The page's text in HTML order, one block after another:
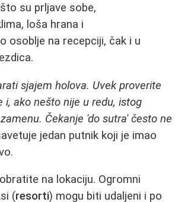
su prljave sobe,
loša hrana i
osoblje na recepciji, čak i u
sjajem holova. Uvek proverite
i, ako nešto nije u redu, istog
Čekanje 'do sutra' često ne
jedan putnik koji je imao
na lokaciju. Ogromni
(resorti) mogu biti udaljeni i po